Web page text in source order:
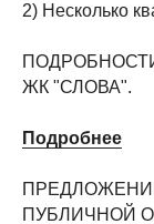
2) Несколько
ЖК "СЛОВА".
Подробнее
ПУБЛИЧНОЙ